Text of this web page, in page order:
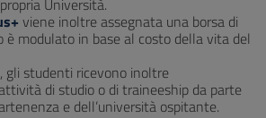
Università.
viene inoltre assegnata una borsa di
è modulato in base al costo della vita del
gli studenti ricevono inoltre
di studio o di traineeship da parte
e dell’università ospitante.